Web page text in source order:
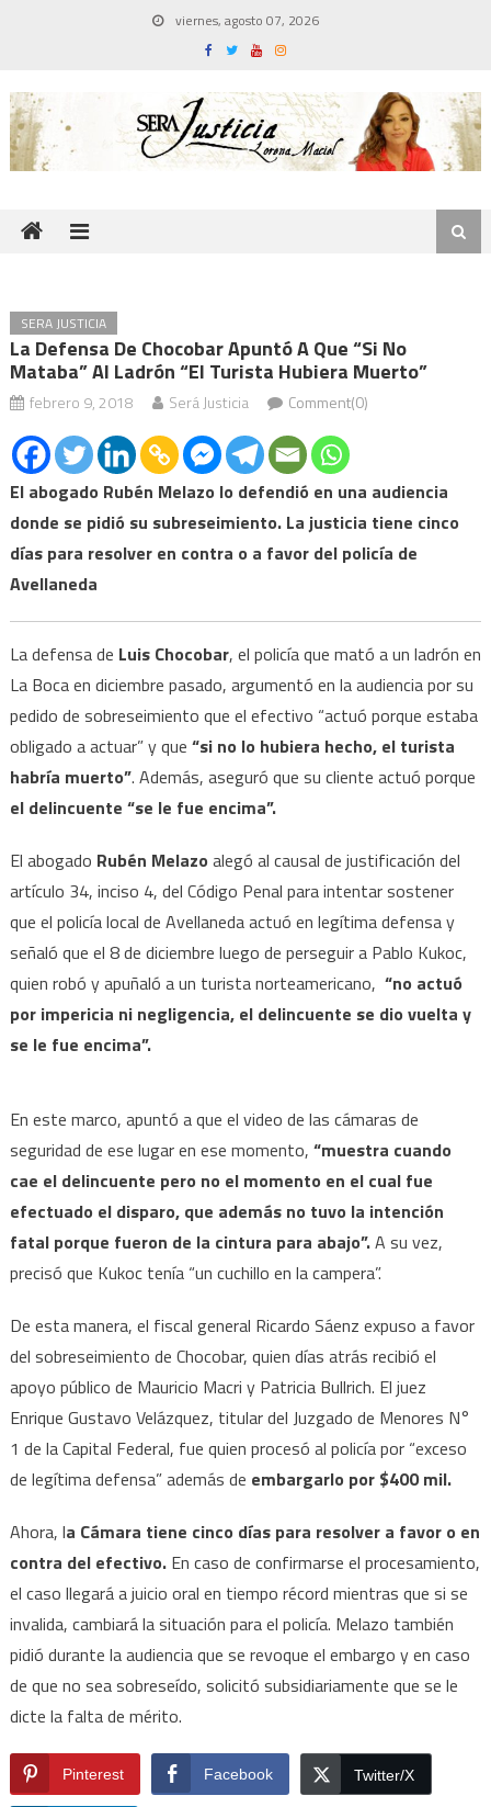
viernes, agosto 07, 2026
SERA JUSTICIA
La Defensa De Chocobar Apuntó A Que “si No
Mataba” Al Ladrón “el Turista Hubiera Muerto”
febrero 9, 2018 Será Justicia Comment(0)
El abogado Rubén Melazo lo defendió en una audiencia
donde se pidió su subreseimiento. La justicia tiene cinco
días para resolver en contra o a favor del policía de
Avellaneda
La defensa de Luis Chocobar, el policía que mató a un ladrón en
La Boca en diciembre pasado, argumentó en la audiencia por su
pedido de sobreseimiento que el efectivo “actuó porque estaba
obligado a actuar” y que “si no lo hubiera hecho, el turista
habría muerto”. Además, aseguró que su cliente actuó porque
el delincuente “se le fue encima”.
El abogado Rubén Melazo alegó al causal de justificación del
artículo 34, inciso 4, del Código Penal para intentar sostener
que el policía local de Avellaneda actuó en legítima defensa y
señaló que el 8 de diciembre luego de perseguir a Pablo Kukoc,
quien robó y apuñaló a un turista norteamericano, “no actuó
por impericia ni negligencia, el delincuente se dio vuelta y
se le fue encima”.
En este marco, apuntó a que el video de las cámaras de
seguridad de ese lugar en ese momento, “muestra cuando
cae el delincuente pero no el momento en el cual fue
efectuado el disparo, que además no tuvo la intención
fatal porque fueron de la cintura para abajo”.A su vez,
precisó que Kukoc tenía “un cuchillo en la campera”.
De esta manera, el fiscal general Ricardo Sáenz expuso a favor
del sobreseimiento de Chocobar, quien días atrás recibió el
apoyo público de Mauricio Macri y Patricia Bullrich. El juez
Enrique Gustavo Velázquez, titular del Juzgado de Menores N°
1 de la Capital Federal, fue quien procesó al policía por “exceso
de legítima defensa” además de embargarlo por $400 mil.
Ahora, la Cámara tiene cinco días para resolver a favor o en
contra del efectivo.En caso de confirmarse el procesamiento,
el caso llegará a juicio oral en tiempo récord mientras que si se
invalida, cambiará la situación para el policía. Melazo también
pidió durante la audiencia que se revoque el embargo y en caso
de que no sea sobreseído, solicitó subsidiariamente que se le
dicte la falta de mérito.
Pinterest Facebook Twitter/X